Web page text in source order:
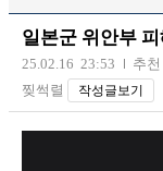
일본군 위안부
25.02.16 23:53 추천
찢썩렬
작성글보기